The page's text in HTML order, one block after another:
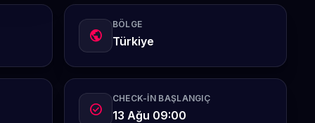
public
BÖLGE
Türkiye
check_circle
CHECK-IN BAŞLANGIÇ
13 Ağu 09:00